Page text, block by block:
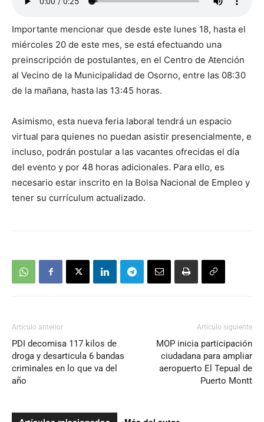
Importante mencionar que desde este lunes 18, hasta el
miércoles 20 de este mes, se está efectuando una
preinscripción de postulantes, en el Centro de Atención
al Vecino de la Municipalidad de Osorno, entre las 08:30
de la mañana, hasta las 13:45 horas.
Asimismo, esta nueva feria laboral tendrá un espacio
virtual para quienes no puedan asistir presencialmente, e
incluso, podrán postular a las vacantes ofrecidas el día
del evento y por 48 horas adicionales. Para ello, es
necesario estar inscrito en la Bolsa Nacional de Empleo y
tener su currículum actualizado.
Artículo anterior
PDI decomisa 117 kilos de
droga y desarticula 6 bandas
criminales en lo que va del
año
Artículo siguiente
MOP inicia participación
ciudadana para ampliar
aeropuerto El Tepual de
Puerto Montt